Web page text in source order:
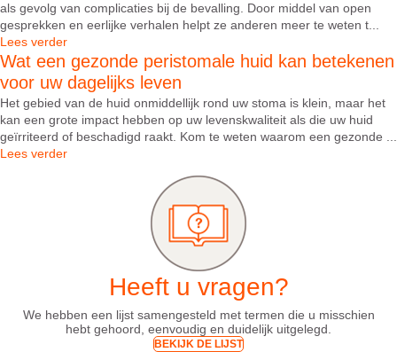
als gevolg van complicaties bij de bevalling. Door middel van open
gesprekken en eerlijke verhalen helpt ze anderen meer te weten t...
Lees verder
Wat een gezonde peristomale huid kan betekenen
voor uw dagelijks leven
Het gebied van de huid onmiddellijk rond uw stoma is klein, maar het
kan een grote impact hebben op uw levenskwaliteit als die uw huid
geïrriteerd of beschadigd raakt. Kom te weten waarom een gezonde ...
Lees verder
Heeft u vragen?
We hebben een lijst samengesteld met termen die u misschien
hebt gehoord, eenvoudig en duidelijk uitgelegd.
BEKIJK DE LIJST